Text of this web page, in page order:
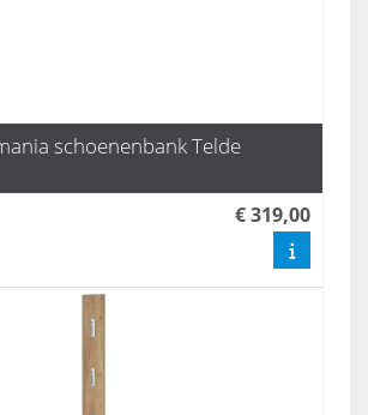
schoenenbank Telde
€ 319,00